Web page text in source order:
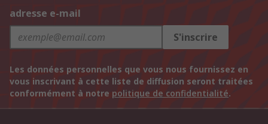
adresse e-mail
S'inscrire
Les données personnelles que vous nous fournissez en
vous inscrivant à cette liste de diffusion seront traitées
conformément à notre politique de confidentialité.